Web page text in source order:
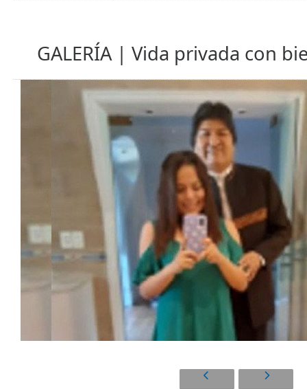
GALERÍA | Vida privada con